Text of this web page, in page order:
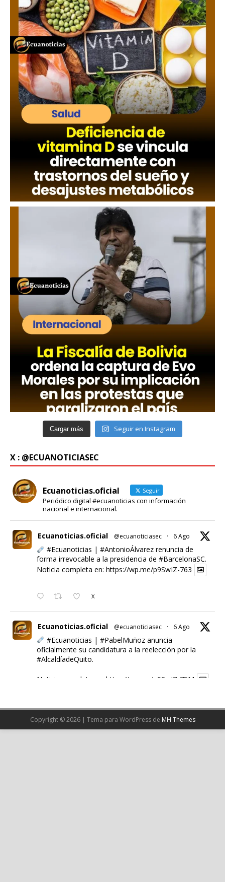
Cargar más Seguir en Instagram
X : @ECUANOTICIASEC
Ecuanoticias.oficial Seguir
Periódico digital #ecuanoticias con información
nacional e internacional.
Ecuanoticias.oficial @ecuanoticiasec · 6 Ago
#Ecuanoticias | #AntonioÁlvarezrenuncia de
forma irrevocable a la presidencia de #BarcelonaSC.
Noticia completa en: https://wp.me/p9SwIZ-763
X
Ecuanoticias.oficial @ecuanoticiasec · 6 Ago
#Ecuanoticias | #PabelMuñozanuncia
oficialmente su candidatura a la reelección por la
#AlcaldíadeQuito.
Noticia completa en: https://wp.me/p9SwIZ-75M
Cargar más
Copyright © 2026 | Tema para WordPress de MH Themes